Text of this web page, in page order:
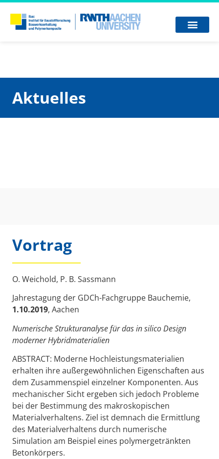
Aktuelles
Vortrag
O. Weichold, P. B. Sassmann
Jahrestagung der GDCh-Fachgruppe Bauchemie,
1.10.2019, Aachen
Numerische Strukturanalyse für das in silico Design
moderner Hybridmaterialien
ABSTRACT: Moderne Hochleistungsmaterialien
erhalten ihre außergewöhnlichen Eigenschaften aus
dem Zusammenspiel einzelner Komponenten. Aus
mechanischer Sicht ergeben sich jedoch Probleme
bei der Bestimmung des makroskopischen
Materialverhaltens. Ziel ist demnach die Ermittlung
des Materialverhaltens durch numerische
Simulation am Beispiel eines polymergetränkten
Betonkörpers.